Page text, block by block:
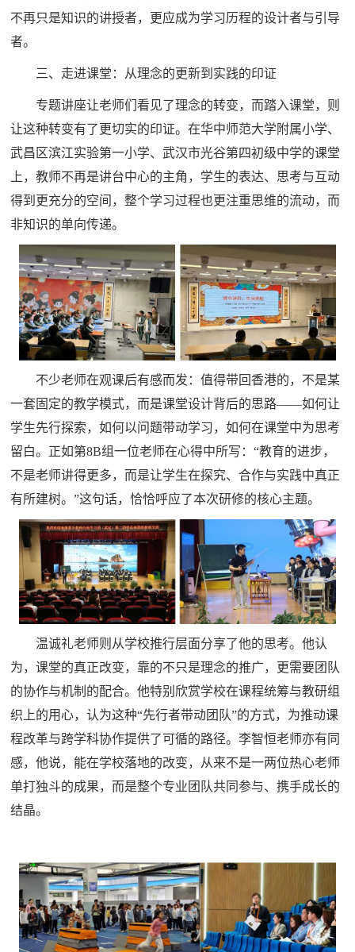
不再只是知识的讲授者，更应成为学习历程的设计者与引导
者。
三、走进课堂：从理念的更新到实践的印证
专题讲座让老师们看见了理念的转变，而踏入课堂，则
让这种转变有了更切实的印证。在华中师范大学附属小学、
武昌区滨江实验第一小学、武汉市光谷第四初级中学的课堂
上，教师不再是讲台中心的主角，学生的表达、思考与互动
得到更充分的空间，整个学习过程也更注重思维的流动，而
非知识的单向传递。
不少老师在观课后有感而发：值得带回香港的，不是某
一套固定的教学模式，而是课堂设计背后的思路——如何让
学生先行探索，如何以问题带动学习，如何在课堂中为思考
留白。正如第8B组一位老师在心得中所写：“教育的进步，
不是老师讲得更多，而是让学生在探究、合作与实践中真正
有所建树。”这句话，恰恰呼应了本次研修的核心主题。
温诚礼老师则从学校推行层面分享了他的思考。他认
为，课堂的真正改变，靠的不只是理念的推广，更需要团队
的协作与机制的配合。他特别欣赏学校在课程统筹与教研组
织上的用心，认为这种“先行者带动团队”的方式，为推动课
程改革与跨学科协作提供了可循的路径。李智恒老师亦有同
感，他说，能在学校落地的改变，从来不是一两位热心老师
单打独斗的成果，而是整个专业团队共同参与、携手成长的
结晶。